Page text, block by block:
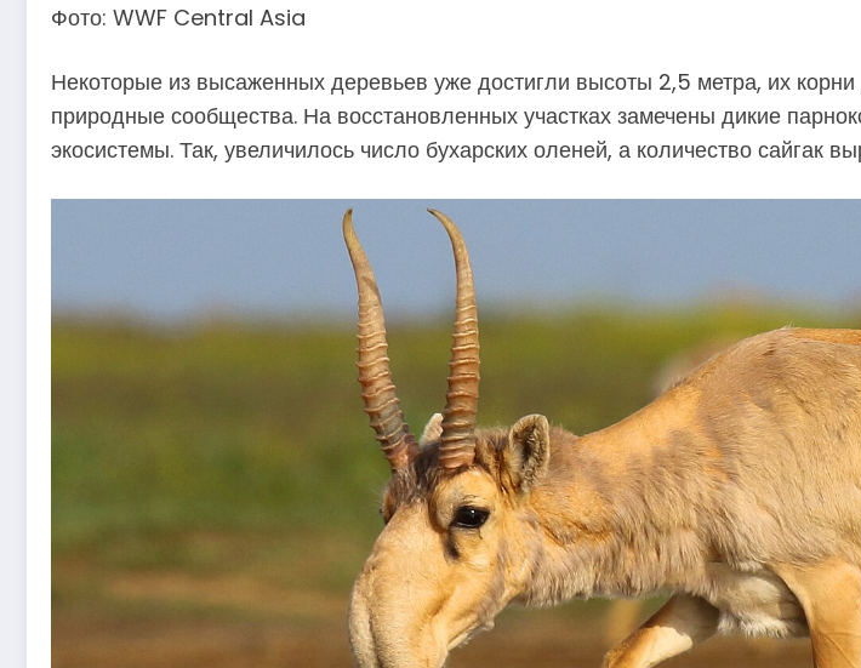
Фото: WWF Central Asia
Некоторые из высаженных деревьев уже достигли высоты 2,5 метра, их
природные сообщества. На восстановленных участках замечены дикие
экосистемы. Так, увеличилось число бухарских оленей, а количество